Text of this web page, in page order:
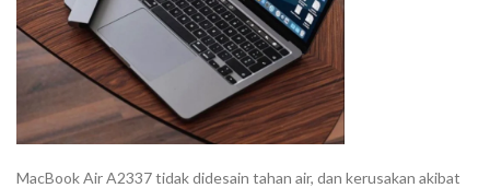
MacBook Air A2337 tidak didesain tahan air, dan kerusakan akibat